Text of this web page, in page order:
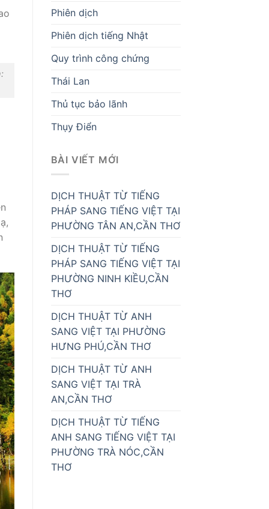
Phiên dịch
Phiên dịch tiếng Nhật
Quy trình công chứng
Thái Lan
Thủ tục bảo lãnh
Thụy Điển
BÀI VIẾT MỚI
DỊCH THUẬT TỪ TIẾNG
PHÁP SANG TIẾNG VIỆT TẠI
PHƯỜNG TÂN AN,CẦN THƠ
DỊCH THUẬT TỪ TIẾNG
PHÁP SANG TIẾNG VIỆT TẠI
PHƯỜNG NINH KIỀU,CẦN
THƠ
DỊCH THUẬT TỪ ANH
SANG VIỆT TẠI PHƯỜNG
HƯNG PHÚ,CẦN THƠ
DỊCH THUẬT TỪ ANH
SANG VIỆT TẠI TRÀ
AN,CẦN THƠ
DỊCH THUẬT TỪ TIẾNG
ANH SANG TIẾNG VIỆT TẠI
PHƯỜNG TRÀ NÓC,CẦN
THƠ